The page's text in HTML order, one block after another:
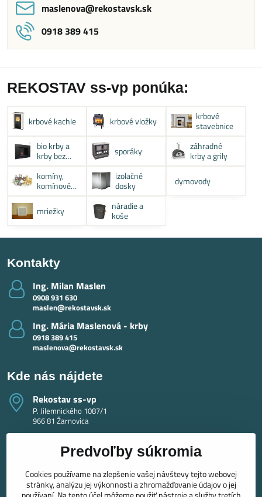
maslenova​@rekostavsk​.sk
0918 389 415
REKOSTAV ss-vp ponúka:
krbové kachle krbové vložky
krbové
stavebnice
bio krby a
krby bez
komína
sporáky
záhradné
krby a grily
komíny,
komínové
systémy
izolačné
dosky
dymovody
mriežky
náradie a
koše
Kontakty
Ing​. Milan Maslen
0908 931 630
maslen@rekostavsk.sk
Ing​. Mária Maslenová - krby
0918 389 415
maslenova@rekostavsk.sk
Kde nás nájdete
Rekostav ss-vp
P. Jilemnického 1087/1
966 81 Žarnovica
Predvoľby súkromia
Cookies používame na zlepšenie vašej návštevy tejto webovej
stránky, analýzu jej výkonnosti a zhromažďovanie údajov o jej